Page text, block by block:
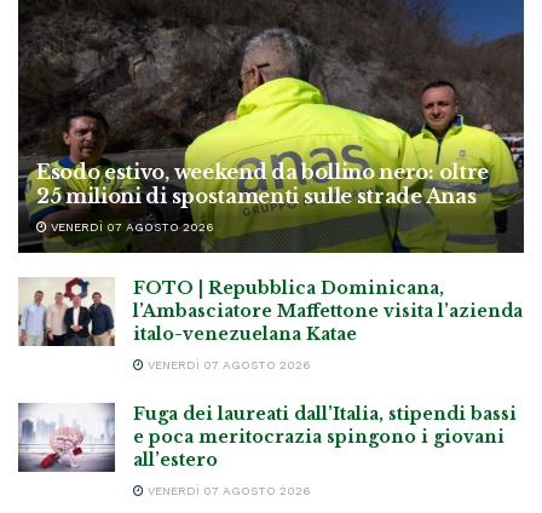
Esodo estivo, weekend da bollino nero: oltre
25 milioni di spostamenti sulle strade Anas
VENERDÌ 07 AGOSTO 2026
FOTO | Repubblica Dominicana,
l’Ambasciatore Maffettone visita l’azienda
italo-venezuelana Katae
VENERDÌ 07 AGOSTO 2026
Fuga dei laureati dall’Italia, stipendi bassi
e poca meritocrazia spingono i giovani
all’estero
VENERDÌ 07 AGOSTO 2026